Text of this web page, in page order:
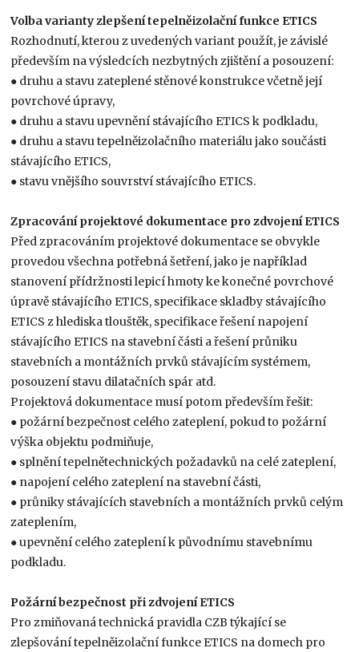
Volba varianty zlepšení tepelněizolační funkce ETICS
Rozhodnutí, kterou z uvedených variant použít, je závislé
především na výsledcích nezbytných zjištění a posouzení:
● druhu a stavu zateplené stěnové konstrukce včetně její
povrchové úpravy,
● druhu a stavu upevnění stávajícího ETICS k podkladu,
● druhu a stavu tepelněizolačního materiálu jako součásti
stávajícího ETICS,
● stavu vnějšího souvrství stávajícího ETICS.
Zpracování projektové dokumentace pro zdvojení ETICS
Před zpracováním projektové dokumentace se obvykle
provedou všechna potřebná šetření, jako je například
stanovení přídržnosti lepicí hmoty ke konečné povrchové
úpravě stávajícího ETICS, specifikace skladby stávajícího
ETICS z hlediska tlouštěk, specifikace řešení napojení
stávajícího ETICS na stavební části a řešení průniku
stavebních a montážních prvků stávajícím systémem,
posouzení stavu dilatačních spár atd.
Projektová dokumentace musí potom především řešit:
● požární bezpečnost celého zateplení, pokud to požární
výška objektu podmiňuje,
● splnění tepelnětechnických požadavků na celé zateplení,
● napojení celého zateplení na stavební části,
● průniky stávajících stavebních a montážních prvků celým
zateplením,
● upevnění celého zateplení k původnímu stavebnímu
podkladu.
Požární bezpečnost při zdvojení ETICS
Pro zmiňovaná technická pravidla CZB týkající se
zlepšování tepelněizolační funkce ETICS na domech pro